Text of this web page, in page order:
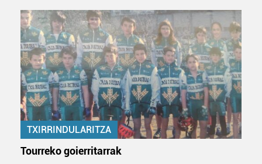
TXIRRINDULARITZA
Tourreko goierritarrak